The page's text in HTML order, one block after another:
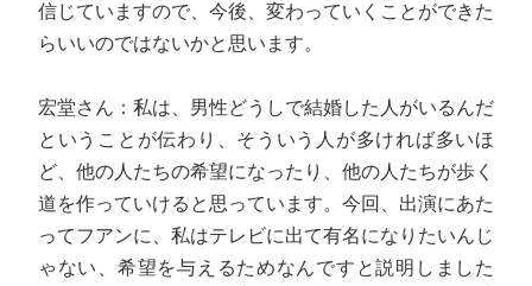
信じていますので、今後、変わっていくことができた
らいいのではないかと思います。
宏堂さん：私は、男性どうしで結婚した人がいるんだ
ということが伝わり、そういう人が多ければ多いほ
ど、他の人たちの希望になったり、他の人たちが歩く
道を作っていけると思っています。今回、出演にあた
ってフアンに、私はテレビに出て有名になりたいんじ
ゃない、希望を与えるためなんですと説明しました